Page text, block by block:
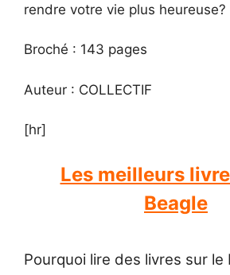
rendre votre vie plus heureuse?
Broché : 143 pages
Auteur : COLLECTIF
[hr]
Les meilleurs
Beagle
Pourquoi lire des livres sur le